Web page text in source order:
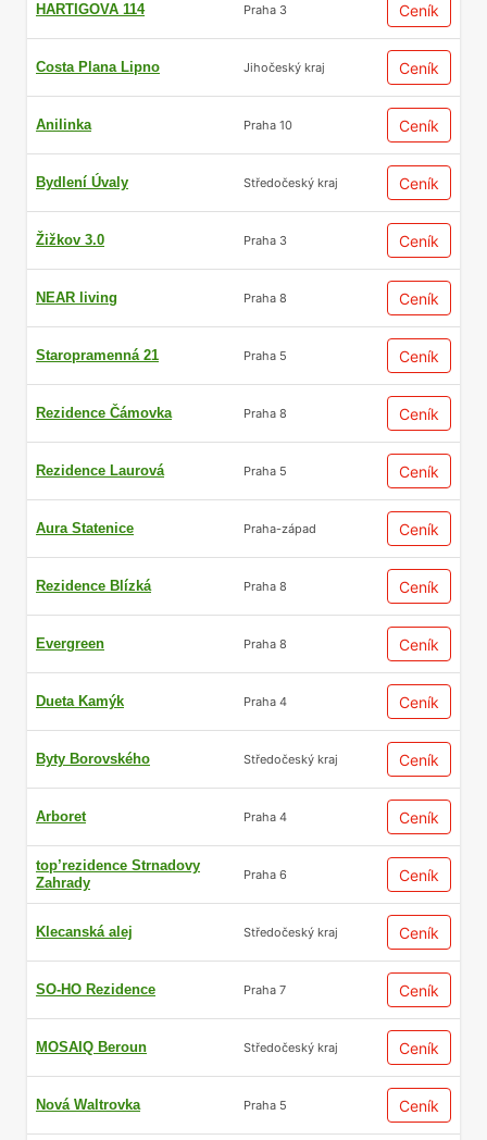
Strategická poloha s
perfektní dopravní
dostupností
Praha 5 má výjimečnou dopravní
infrastrukturu, která překonává většinu
ostatních pražských čtvrtí.
Městskou částí prochází linka metra B s
nádraží a Radlická, což umožňuje rychlé
spojení jak do centra města, tak i směrem na
Pro motoristy je výhodou přímé napojení na
městský okruh a Strahovský tunel, významně
zrychlující přesun napříč Prahou. Po
okrajových částech Prahy 5 pak vede
pražský okruh.
Prahou 5 vede i hustá síť tramvajových linek,
které propojují jednotlivé čtvrti a umožňují
Smíchovské nádraží pak nabízí jak vlakové
autobusovou i tramvajovou dopravu do
dalších částí Prahy.
Unikátní kombinace zeleně
a městského života
HARTIGOVA 114 Praha 3 Ceník
Costa Plana Lipno Jihočeský kraj Ceník
Anilinka Praha 10 Ceník
Bydlení Úvaly Středočeský kraj Ceník
Žižkov 3.0 Praha 3 Ceník
NEAR living Praha 8 Ceník
Staropramenná 21 Praha 5 Ceník
Rezidence Čámovka Praha 8 Ceník
Rezidence Laurová Praha 5 Ceník
Aura Statenice Praha-západ Ceník
Rezidence Blízká Praha 8 Ceník
Evergreen Praha 8 Ceník
Dueta Kamýk Praha 4 Ceník
Byty Borovského Středočeský kraj Ceník
Arboret Praha 4 Ceník
top’rezidence Strnadovy
Zahrady
Praha 6 Ceník
Klecanská alej Středočeský kraj Ceník
SO-HO Rezidence Praha 7 Ceník
MOSAIQ Beroun Středočeský kraj Ceník
Nová Waltrovka Praha 5 Ceník